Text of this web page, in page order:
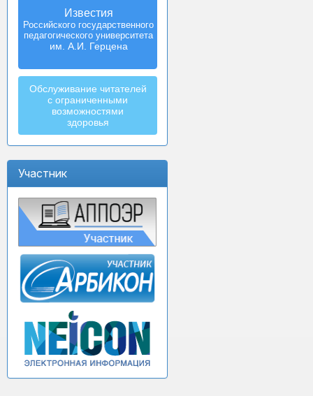
Известия
Российского государственного
педагогического университета
им. А.И. Герцена
Обслуживание читателей
с ограниченными
возможностями
здоровья
Участник